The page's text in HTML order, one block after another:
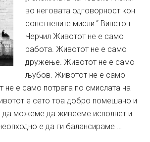
деј“
во
адвертајзингот?
во неговата одговорност кон
сопствените мисли.“ Винстон
Черчил Животот не е само
работа. Животот не е само
дружење. Животот не е само
љубов. Животот не е само
не е само потрага по смислата на
е сето тоа добро помешано и
да можеме да живееме исполнет и
е да ги балансираме …